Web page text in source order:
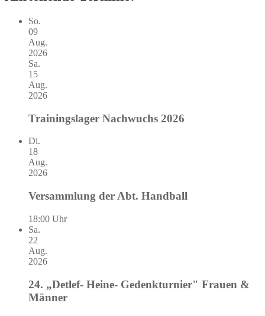
So.
09
Aug.
2026
Sa.
15
Aug.
2026
Trainingslager Nachwuchs 2026
Di.
18
Aug.
2026
Versammlung der Abt. Handball
18:00 Uhr
Sa.
22
Aug.
2026
24. „Detlef- Heine- Gedenkturnier" Frauen &
Männer